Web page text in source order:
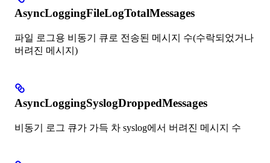
AsyncLoggingFileLogTotalMessages
파일 로그용 비동기 큐로 전송된 메시지 수(수락되었거나
버려진 메시지)
AsyncLoggingSyslogDroppedMessages
비동기 로그 큐가 가득 차 syslog에서 버려진 메시지 수